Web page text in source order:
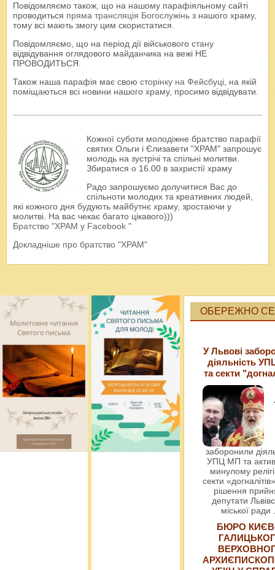
Повідомляємо також, що на нашому парафіяльному сайті
проводиться пряма трансляція Богослужінь з нашого храму,
тому всі мають змогу цим скористатися.
Повідомляємо, що на період дії військового стану
відвідування оглядового майданчика на вежі НЕ
ПРОВОДИТЬСЯ.
Також наша парафія має свою сторінку на Фейсбуці, на якій
поміщаються всі новини нашого храму, просимо відвідувати.
Кожної суботи молодіжне братство парафії
святих Ольги і Єлизавети "ХРАМ" запрошує
молодь на зустрічі та спільні молитви.
Збиратися о 16.00 в захристії храму
Радо запрошуємо долучитися Вас до
спільноти молодих та креативних людей,
які кожного дня будують майбутнє храму, зростаючи у
молитві. На вас чекає багато цікавого)))
Братство "ХРАМ у Facebook "
Докладніше про братство "ХРАМ"
ОБЕРЕЖНО
У Львові
діяльність
та секти
заборонили
УПЦ МП та
минулому
секти
рішення
депутати
міської ради
БЮРО